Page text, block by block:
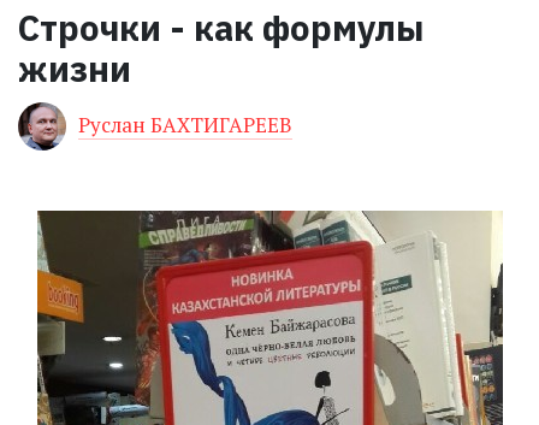
Строчки - как формулы
жизни
Руслан БАХТИГАРЕЕВ